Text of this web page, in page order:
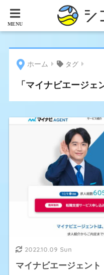
ホーム タグ
「マイナビエージェ
2022.10.09 Sun
マイナビエージェント